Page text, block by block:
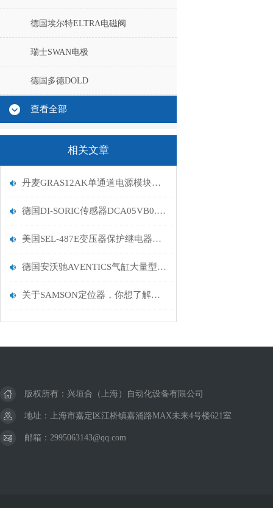
德国埃尔特ELTRA电磁阀
瑞士SWAN电极
德国多德DOLD
查看全部
相关文章
丹麦GRAS12AK单通道电源模块技术规格分析
德国DI-SORIC传感器DCA05VB0.8PS-T3到货
美国SEL-487E变压器保护继电器数据描述分析
德国安沃驰AVENTICS气缸大量型号经销价格优势
关于SAMSON定位器，你想了解的都在这里
版权所有：兴垣合（上海）自动化设备有限公司
地址：上海市嘉定区江桥镇嘉涌路MAX未来4号楼621室
邮箱：2995063143@qq.com